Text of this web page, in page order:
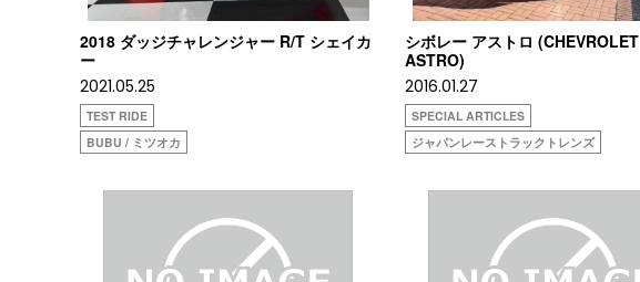
2018 ダッジチャレンジャー R/T シェイカ
ー
2021.05.25
TEST RIDE
BUBU / ミツオカ
シボレー アストロ (CHEVROLET
ASTRO)
2016.01.27
SPECIAL ARTICLES
ジャパンレーストラックトレンズ